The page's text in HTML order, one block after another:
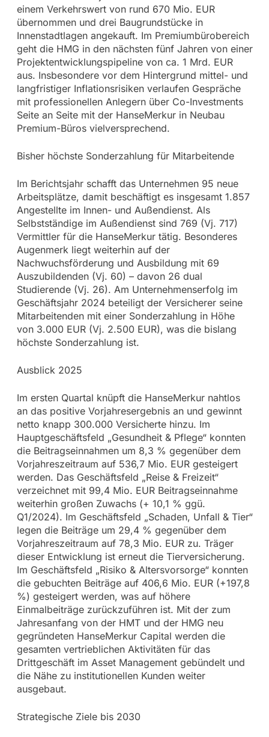
einem Verkehrswert von rund 670 Mio. EUR
übernommen und drei Baugrundstücke in
Innenstadtlagen angekauft. Im Premiumbürobereich
geht die HMG in den nächsten fünf Jahren von einer
Projektentwicklungspipeline von ca. 1 Mrd. EUR
aus. Insbesondere vor dem Hintergrund mittel- und
langfristiger Inflationsrisiken verlaufen Gespräche
mit professionellen Anlegern über Co-Investments
Seite an Seite mit der HanseMerkur in Neubau
Premium-Büros vielversprechend.
Bisher höchste Sonderzahlung für Mitarbeitende
Im Berichtsjahr schafft das Unternehmen 95 neue
Arbeitsplätze, damit beschäftigt es insgesamt 1.857
Angestellte im Innen- und Außendienst. Als
Selbstständige im Außendienst sind 769 (Vj. 717)
Vermittler für die HanseMerkur tätig. Besonderes
Augenmerk liegt weiterhin auf der
Nachwuchsförderung und Ausbildung mit 69
Auszubildenden (Vj. 60) – davon 26 dual
Studierende (Vj. 26). Am Unternehmenserfolg im
Geschäftsjahr 2024 beteiligt der Versicherer seine
Mitarbeitenden mit einer Sonderzahlung in Höhe
von 3.000 EUR (Vj. 2.500 EUR), was die bislang
höchste Sonderzahlung ist.
Ausblick 2025
Im ersten Quartal knüpft die HanseMerkur nahtlos
an das positive Vorjahresergebnis an und gewinnt
netto knapp 300.000 Versicherte hinzu. Im
Hauptgeschäftsfeld „Gesundheit & Pflege“ konnten
die Beitragseinnahmen um 8,3 % gegenüber dem
Vorjahreszeitraum auf 536,7 Mio. EUR gesteigert
werden. Das Geschäftsfeld „Reise & Freizeit“
verzeichnet mit 99,4 Mio. EUR Beitragseinnahme
weiterhin großen Zuwachs (+ 10,1 % ggü.
Q1/2024). Im Geschäftsfeld „Schaden, Unfall & Tier“
legen die Beiträge um 29,4 % gegenüber dem
Vorjahreszeitraum auf 78,3 Mio. EUR zu. Träger
dieser Entwicklung ist erneut die Tierversicherung.
Im Geschäftsfeld „Risiko & Altersvorsorge“ konnten
die gebuchten Beiträge auf 406,6 Mio. EUR (+197,8
%) gesteigert werden, was auf höhere
Einmalbeiträge zurückzuführen ist. Mit der zum
Jahresanfang von der HMT und der HMG neu
gegründeten HanseMerkur Capital werden die
gesamten vertrieblichen Aktivitäten für das
Drittgeschäft im Asset Management gebündelt und
die Nähe zu institutionellen Kunden weiter
ausgebaut.
Strategische Ziele bis 2030